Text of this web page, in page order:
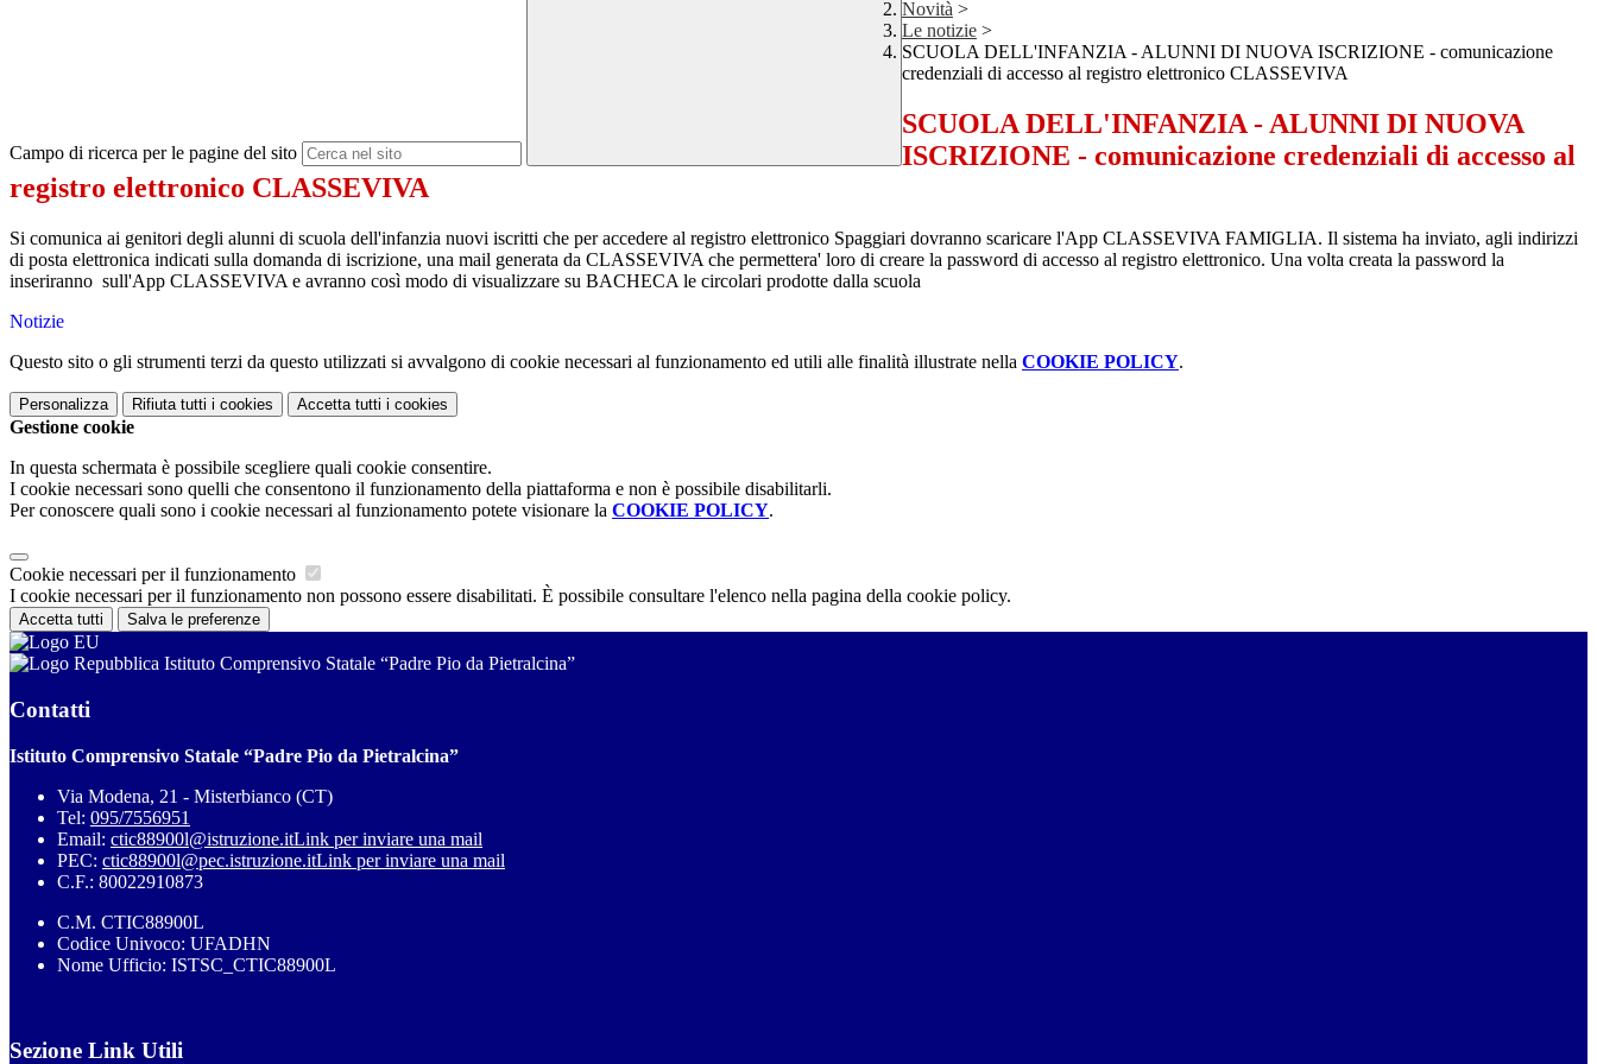
Campo di ricerca per le pagine del sito
Novità >
Le notizie >
SCUOLA DELL'INFANZIA - ALUNNI DI NUOVA ISCRIZIONE - comunicazione
credenziali di accesso al registro elettronico CLASSEVIVA
SCUOLA DELL'INFANZIA - ALUNNI DI NUOVA
ISCRIZIONE - comunicazione credenziali di accesso al
registro elettronico CLASSEVIVA
Si comunica ai genitori degli alunni di scuola dell'infanzia nuovi iscritti che per accedere al registro elettronico Spaggiari dovranno scaricare l'App CLASSEVIVA FAMIGLIA. Il sistema ha inviato, agli indirizzi
di posta elettronica indicati sulla domanda di iscrizione, una mail generata da CLASSEVIVA che permettera' loro di creare la password di accesso al registro elettronico. Una volta creata la password la
inseriranno sull'App CLASSEVIVA e avranno così modo di visualizzare su BACHECA le circolari prodotte dalla scuola
Notizie
Questo sito o gli strumenti terzi da questo utilizzati si avvalgono di cookie necessari al funzionamento ed utili alle finalità illustrate nella COOKIE POLICY.
Personalizza Rifiuta tutti i cookies Accetta tutti i cookies
Gestione cookie
In questa schermata è possibile scegliere quali cookie consentire.
I cookie necessari sono quelli che consentono il funzionamento della piattaforma e non è possibile disabilitarli.
Per conoscere quali sono i cookie necessari al funzionamento potete visionare la COOKIE POLICY.
Cookie necessari per il funzionamento
I cookie necessari per il funzionamento non possono essere disabilitati. È possibile consultare l'elenco nella pagina della cookie policy.
Accetta tutti Salva le preferenze
Istituto Comprensivo Statale “Padre Pio da Pietralcina”
Contatti
Istituto Comprensivo Statale “Padre Pio da Pietralcina”
Via Modena, 21 - Misterbianco (CT)
Tel: 095/7556951
Email: ctic88900l@istruzione.itLink per inviare una mail
PEC: ctic88900l@pec.istruzione.itLink per inviare una mail
C.F.: 80022910873
C.M. CTIC88900L
Codice Univoco: UFADHN
Nome Ufficio: ISTSC_CTIC88900L
Sezione Link Utili